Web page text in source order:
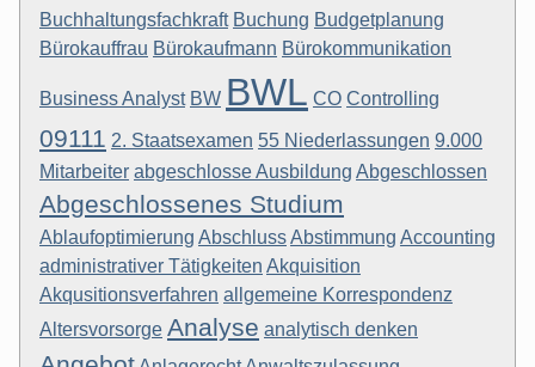
Buchhaltungsfachkraft Buchung Budgetplanung
Bürokauffrau Bürokaufmann Bürokommunikation
Business Analyst BW BWL CO Controlling
09111 2. Staatsexamen 55 Niederlassungen 9.000
Mitarbeiter abgeschlosse Ausbildung Abgeschlossen
Abgeschlossenes Studium
Ablaufoptimierung AbschlussAbstimmung Accounting
administrativer Tätigkeiten Akquisition
Akqusitionsverfahren allgemeine Korrespondenz
Altersvorsorge Analyse analytisch denken